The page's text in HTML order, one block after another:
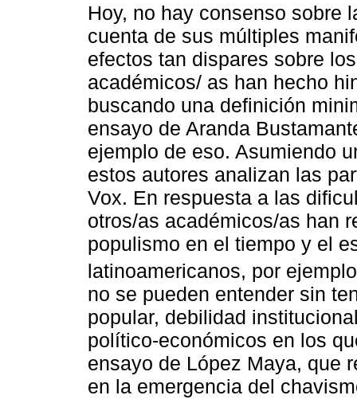
Hoy, no hay consenso sobre
cuenta de sus múltiples
efectos tan dispares sobre
académicos/ as han hecho
buscando una definición
ensayo de Aranda
ejemplo de eso. Asumiendo
estos autores analizan las
Vox. En respuesta a las
otros/as académicos/as han
populismo en el tiempo y el
latinoamericanos, por
no se pueden entender sin
popular, debilidad
político-económicos en los
ensayo de López Maya, que
en la emergencia del